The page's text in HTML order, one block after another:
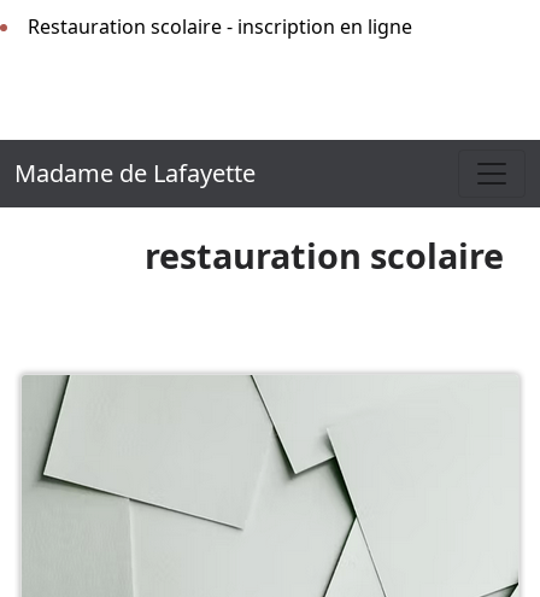
Restauration scolaire - inscription en ligne
Madame de Lafayette
restauration scolaire